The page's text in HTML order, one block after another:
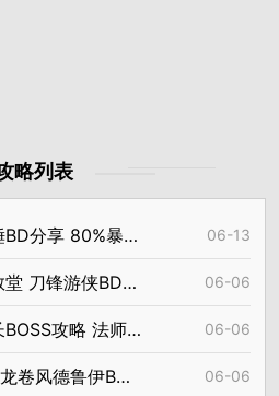
略列表
暴击三分钟速刷70层 06-13
游侠BD思路分享 06-06
略 法师详细通关教程 06-06
鲁伊BD练级方案 06-06